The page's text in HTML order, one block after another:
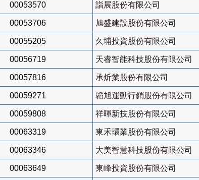
00053570 詣展股份有限公司
00053706 旭盛建設股份有限公司
00055205 久埔投資股份有限公司
00056719 天睿智能科技股份有限公司
00057816 承炘業股份有限公司
00059271 韜旭運動行銷股份有限公司
00059808 祥暉新技股份有限公司
00063319 東禾環業股份有限公司
00063346 大美智慧科技股份有限公司
00063649 東峰投資股份有限公司